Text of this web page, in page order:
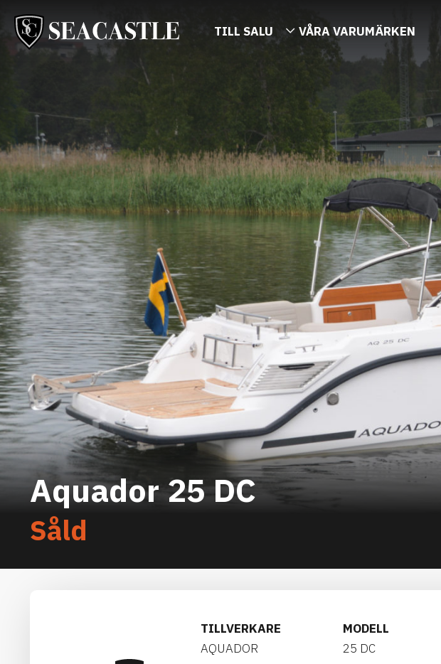
TILL SALU VÅRA VARUMÄRKEN
Aquador 25 DC
Såld
TILLVERKARE
AQUADOR
MODELL
25 DC